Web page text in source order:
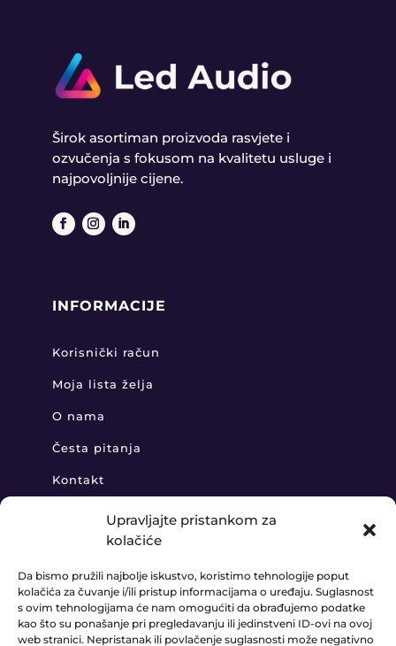
Upravljajte pristankom za
kolačiće
Da bismo pružili najbolje iskustvo, koristimo tehnologije poput
kolačića za čuvanje i/ili pristup informacijama o uređaju. Suglasnost
s ovim tehnologijama će nam omogućiti da obrađujemo podatke
kao što su ponašanje pri pregledavanju ili jedinstveni ID-ovi na ovoj
web stranici. Nepristanak ili povlačenje suglasnosti može negativno
Širok asortiman proizvoda rasvjete i
ozvučenja s fokusom na kvalitetu usluge i
najpovoljnije cijene.
INFORMACIJE
Korisnički račun
Moja lista želja
O nama
Česta pitanja
Kontakt
 +385 91 888 6406
 prodaja@ledaudio.hr